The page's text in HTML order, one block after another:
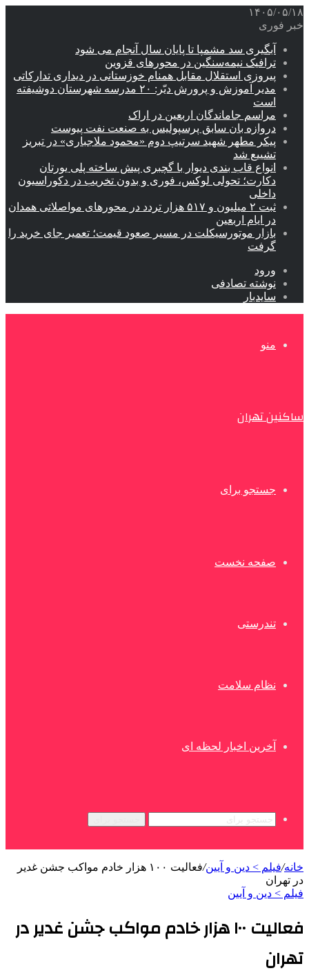
۱۴۰۵/۰۵/۱۸
خبر فوری
آبگیری سد مشمپا تا پایان سال آنجام می شود
ترافیک نیمه‌سنگین در محورهای قزوین
پیروزی استقلال مقابل همنام خوزستانی در دیداری تدارکاتی
مدیر آموزش و پرورش دیّر: ۲۰ مدرسه شهرستان دوشیفته
است
مراسم جاماندگان اربعین در اراک
دروازه بان سابق پرسپولیس به صنعت نفت پیوست
پیکر مطهر شهید سرتیپ دوم «محمود ملاجباری» در تبریز
تشییع شد
انواع قاب بندی دیوار با گچبری پیش ساخته پلی یورتان
دکارت؛ تحولی لوکس، فوری و بدون تخریب در دکوراسیون
داخلی
ثبت ۲ میلیون و ۵۱۷ هزار تردد در محورهای مواصلاتی همدان
در ایام اربعین
بازار موتورسیکلت در مسیر صعود قیمت؛ تعمیر جای خرید را
گرفت
ورود
نوشته تصادفی
سایدبار
منو
ساکنین تهران
جستجو برای
صفحه نخست
تندرستی
نظام سلامت
آخرین اخبار لحظه ای
خانه/فیلم > دین و آیین/
فعالیت ۱۰۰ هزار خادم مواکب جشن غدیر
در تهران
فیلم > دین و آیین
فعالیت ۱۰۰ هزار خادم مواکب جشن غدیر در
تهران